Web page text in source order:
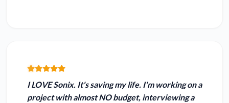
I LOVE Sonix. It's saving my life. I'm working on a
project with almost NO budget, interviewing a